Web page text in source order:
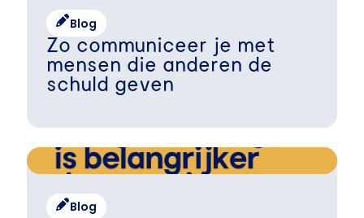
Blog
Zo communiceer je met
mensen die anderen de
schuld geven
Blog